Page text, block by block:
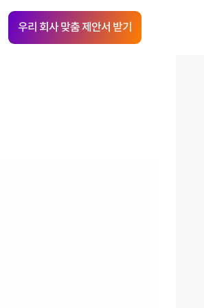
우리 회사 맞춤 제안서 받기